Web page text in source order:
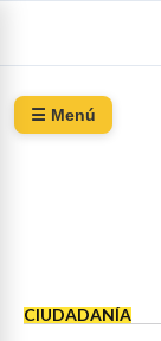
☰ Menú
CIUDADANÍA